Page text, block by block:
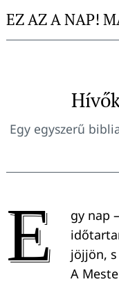
toEZ AZ A NAP!
Egy egyszerű
E
gy nap
jöjjön,
A